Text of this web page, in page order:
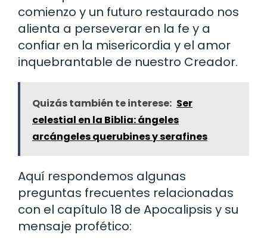
comienzo y un futuro restaurado nos
alienta a perseverar en la fe y a
confiar en la misericordia y el amor
inquebrantable de nuestro Creador.
Quizás también te interese: Ser
celestial en la Biblia: ángeles
arcángeles querubines y serafines
Aquí respondemos algunas
preguntas frecuentes relacionadas
con el capítulo 18 de Apocalipsis y su
mensaje profético: